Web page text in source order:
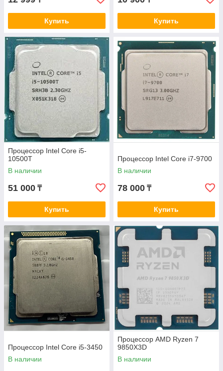
Купить Купить
Процессор Intel Core i5-
10500T
В наличии
51 000 ₸
Купить
Процессор Intel Core i7-9700
В наличии
78 000 ₸
Купить
Процессор Intel Core i5-3450
В наличии
Процессор AMD Ryzen 7
9850X3D
В наличии